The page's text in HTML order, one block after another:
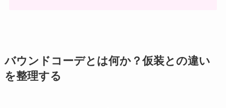
バウンドコーデとは何か？仮装との違い
を整理する